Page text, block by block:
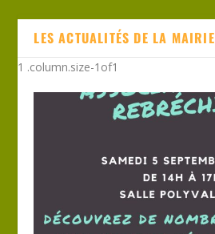
LES ACTUALITÉS DE LA MAIRIE